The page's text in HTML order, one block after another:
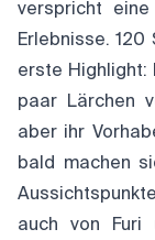
verspricht
Erlebnisse.
erste Highlight:
paar Lärchen
aber ihr
bald machen
auch von Furi